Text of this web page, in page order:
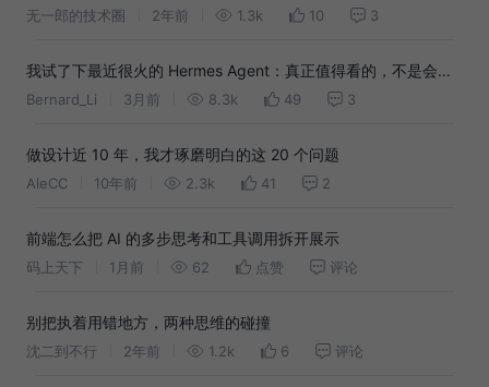
无一郎的技术圈 2年前 1.3k 10 3
我试了下最近很火的 Hermes Agent：真正值得看的，不是会调
工具，而是会把经验沉淀成 Skill
Bernard_Li 3月前 8.3k 49 3
做设计近 10 年，我才琢磨明白的这 20 个问题
AleCC 10年前 2.3k 41 2
前端怎么把 AI 的多步思考和工具调用拆开展示
码上天下 1月前 62 点赞 评论
别把执着用错地方，两种思维的碰撞
沈二到不行 2年前 1.2k 6 评论